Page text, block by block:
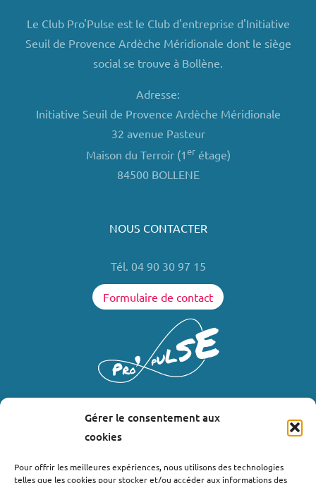
Gérer le consentement aux
cookies
Pour offrir les meilleures expériences, nous utilisons des technologies
telles que les cookies pour stocker et/ou accéder aux informations des
Le Club Pro'Pulse est le Club d'entreprise d'Initiative
Seuil de Provence Ardèche Méridionale dont le siège
social se trouve à Bollène.
Adresse:
Initiative Seuil de Provence Ardèche Méridionale
32 avenue Pasteur
Maison du Terroir (1erétage)
84500 BOLLENE
NOUS CONTACTER
Tél. 04 90 30 97 15
Formulaire de contact
Où nous trouver ?